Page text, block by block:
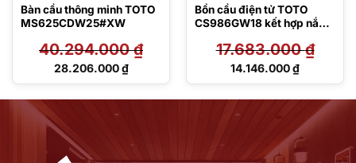
Bàn cầu thông minh TOTO
MS625CDW25#XW
40.294.000₫
Giá
28.206.000₫
Giá
Bồn cầu điện tử TOTO
CS986GW18 kết hợp nắp
TCF23710AAA C2 Simple
17.683.000₫
Giá
17.683.000 ₫.
14.146.000₫
Giá
14.146.000 ₫.